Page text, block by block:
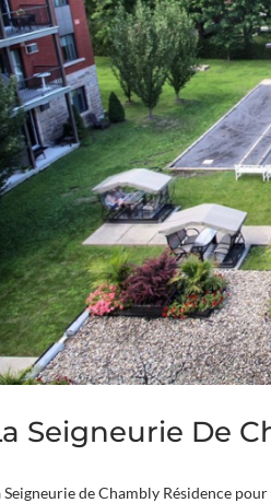
Seigneurie De
Seigneurie de Chambly Résidence pour